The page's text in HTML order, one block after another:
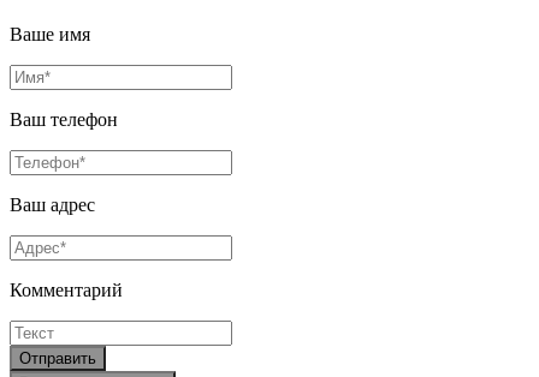
Ваше имя
Ваш телефон
Ваш адрес
Комментарий
Отправить